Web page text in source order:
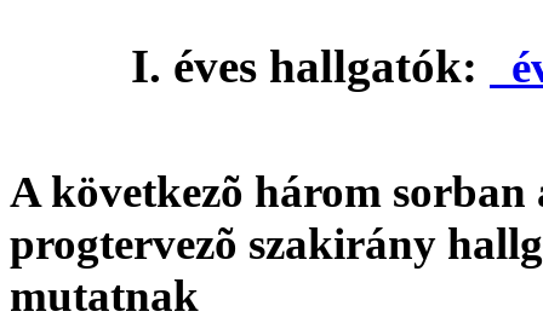
I. éves hallgatók:
A következõ három sorban
progtervezõ szakirány
mutatnak